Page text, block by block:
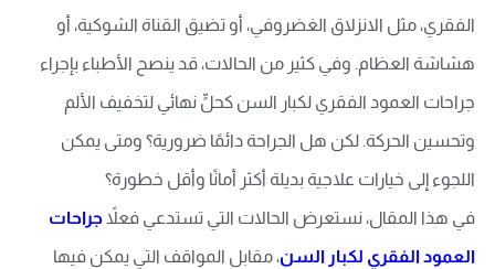
الفقري، مثل الانزلاق الغضروفي، أو تضيق القناة الشوكية، أو
هشاشة العظام. وفي كثير من الحالات، قد ينصح الأطباء بإجراء
جراحات العمود الفقري لكبار السن كحلٍّ نهائي لتخفيف الألم
وتحسين الحركة. لكن هل الجراحة دائمًا ضرورية؟ ومتى يمكن
اللجوء إلى خيارات علاجية بديلة أكثر أمانًا وأقل خطورة؟
في هذا المقال، نستعرض الحالات التي تستدعي فعلاً جراحات
العمود الفقري لكبار السن، مقابل المواقف التي يمكن فيها